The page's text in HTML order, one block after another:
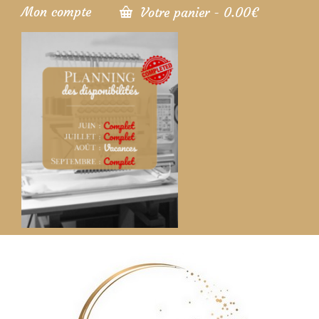
Mon compte Votre panier - 0.00€